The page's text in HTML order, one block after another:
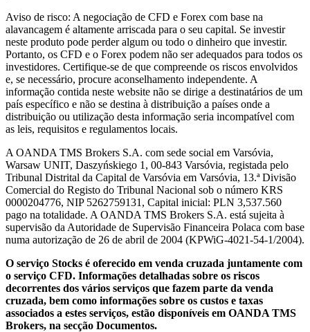
Aviso de risco: A negociação de CFD e Forex com base na
alavancagem é altamente arriscada para o seu capital. Se investir
neste produto pode perder algum ou todo o dinheiro que investir.
Portanto, os CFD e o Forex podem não ser adequados para todos os
investidores. Certifique-se de que compreende os riscos envolvidos
e, se necessário, procure aconselhamento independente. A
informação contida neste website não se dirige a destinatários de um
país específico e não se destina à distribuição a países onde a
distribuição ou utilização desta informação seria incompatível com
as leis, requisitos e regulamentos locais.
A OANDA TMS Brokers S.A. com sede social em Varsóvia,
Warsaw UNIT, Daszyńskiego 1, 00-843 Varsóvia, registada pelo
Tribunal Distrital da Capital de Varsóvia em Varsóvia, 13.ª Divisão
Comercial do Registo do Tribunal Nacional sob o número KRS
0000204776, NIP 5262759131, Capital inicial: PLN 3,537.560
pago na totalidade. A OANDA TMS Brokers S.A. está sujeita à
supervisão da Autoridade de Supervisão Financeira Polaca com base
numa autorização de 26 de abril de 2004 (KPWiG-4021-54-1/2004).
O serviço Stocks é oferecido em venda cruzada juntamente com
o serviço CFD. Informações detalhadas sobre os riscos
decorrentes dos vários serviços que fazem parte da venda
cruzada, bem como informações sobre os custos e taxas
associados a estes serviços, estão disponíveis em OANDA TMS
Brokers, na secção Documentos.